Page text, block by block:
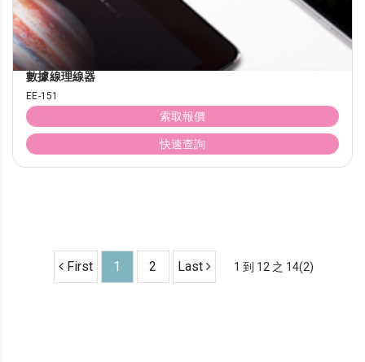
數據線理線器
EE-151
索取報價
快速查詢
First 1 2 Last 1 到 12 之 14(2)